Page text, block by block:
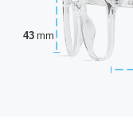
43 mm